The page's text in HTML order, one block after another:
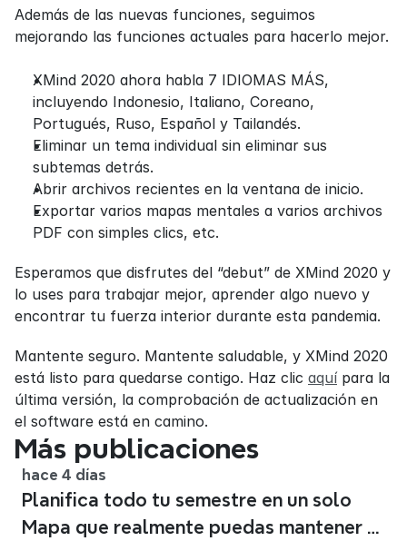
Además de las nuevas funciones, seguimos
mejorando las funciones actuales para hacerlo mejor.
XMind 2020 ahora habla 7 IDIOMAS MÁS,
incluyendo Indonesio, Italiano, Coreano,
Portugués, Ruso, Español y Tailandés.
Eliminar un tema individual sin eliminar sus
subtemas detrás.
Abrir archivos recientes en la ventana de inicio.
Exportar varios mapas mentales a varios archivos
PDF con simples clics, etc.
Esperamos que disfrutes del “debut” de XMind 2020 y
lo uses para trabajar mejor, aprender algo nuevo y
encontrar tu fuerza interior durante esta pandemia.
Mantente seguro. Mantente saludable, y XMind 2020
está listo para quedarse contigo. Haz clic aquí para la
última versión, la comprobación de actualización en
el software está en camino.
Más publicaciones
hace 4 días
Planifica todo tu semestre en un solo
Mapa que realmente puedas mantener al